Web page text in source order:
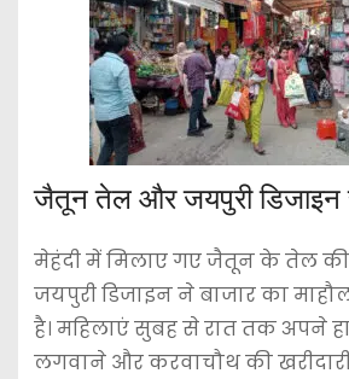
जैतून तेल और जयपुरी डिजाइन
मेहंदी में मिलाए गए जैतून के तेल
जयपुरी डिजाइन ने बाजार का
है। महिलाएं सुबह से रात तक अपने
लगवाने और करवाचौथ की खरीदारी